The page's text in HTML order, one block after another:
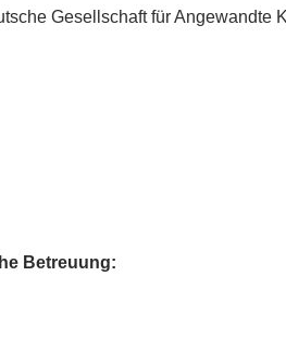
Gesellschaft für Angewandte
Betreuung: